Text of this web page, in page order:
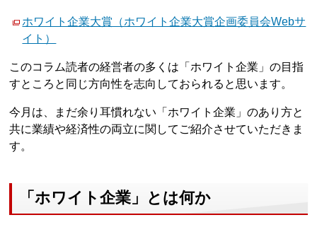
ホワイト企業大賞（ホワイト企業大賞企画委員会Webサ
イト）
このコラム読者の経営者の多くは「ホワイト企業」の目指
すところと同じ方向性を志向しておられると思います。
今月は、まだ余り耳慣れない「ホワイト企業」のあり方と
共に業績や経済性の両立に関してご紹介させていただきま
す。
「ホワイト企業」とは何か